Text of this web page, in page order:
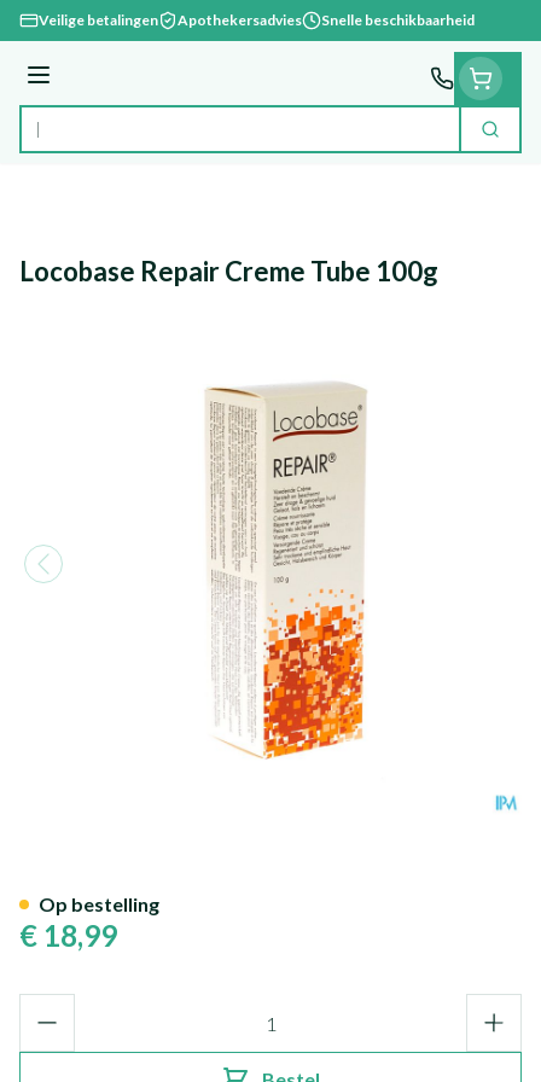
Ga naar de inhoud
Veilige betalingen Apothekersadvies Snelle beschikbaarheid
Menu
Product, merk, categorie... Zoek
Locobase Repair Creme Tube 100g
€ 18,99
Op bestelling